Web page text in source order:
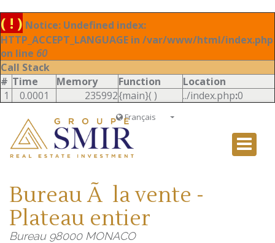
( ! ) Notice: Undefined index:
HTTP_ACCEPT_LANGUAGE in /var/www/html/index.php
on line 60
Call Stack
# Time Memory Function
Location
1
0.0001 235992{main}( ) ../index.php:0
Français
Italiano
Bureau Ã la vente -
Plateau entier
Bureau 98000 MONACO